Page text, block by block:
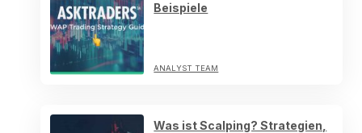
Beispiele
ANALYST TEAM
Was ist Scalping? Strategien,